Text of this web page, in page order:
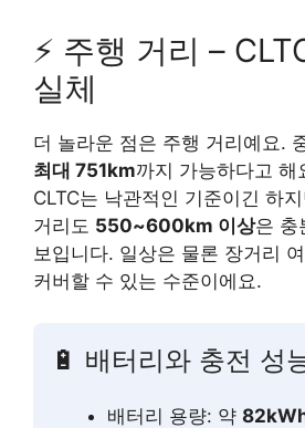
⚡ 주행 거리 –
실체
더 놀라운 점은 주행 거리예요.
최대 751km까지 가능하다고
CLTC는 낙관적인 기준이긴 하
거리도 550~600km 이상은 충
보입니다. 일상은 물론 장거리
커버할 수 있는 수준이에요.
🔋 배터리와 충전 성
배터리 용량: 약